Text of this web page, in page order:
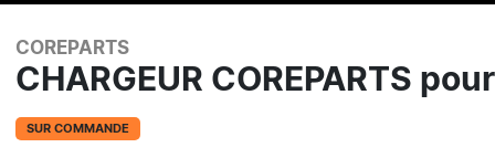
COREPARTS
CHARGEUR COREPARTS
SUR COMMANDE